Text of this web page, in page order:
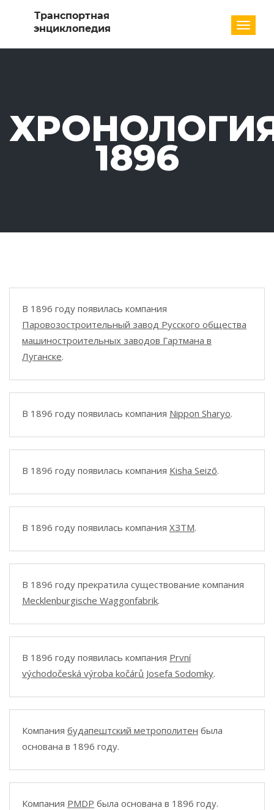
1896
В 1896 году появилась компания
Паровозостроительный завод Русского общества
машиностроительных заводов Гартмана в
Луганске.
В 1896 году появилась компания Nippon Sharyo.
В 1896 году появилась компания Kisha Seizō.
В 1896 году появилась компания ХЗТМ.
В 1896 году прекратила существование компания
Mecklenburgische Waggonfabrik.
В 1896 году появилась компания První
východočeská výroba kočárů Josefa Sodomky.
Компания будапештский метрополитен была
основана в 1896 году.
Компания PMDP была основана в 1896 году.